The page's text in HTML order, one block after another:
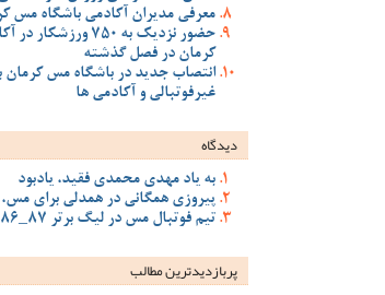
معرفی مدیران آکادمی باشگاه مس
حضور نزدیک به 750
کرمان در فصل گذشته
انتصاب جدید در باشگاه مس کرمان
غیرفوتبالی و آکادمی‌ ها
دیدگاه
به یاد مهدی محمدی فقید، یادبود
پیروزی همگانی در همدلی برای
تیم فوتبال مس در لیگ برتر 87_1386، با خاطرات مس
پربازدیدترین‌ مطالب